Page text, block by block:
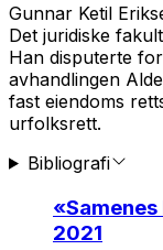
Gunnar Ketil
Det juridiske
Han disputerte
avhandlingen
fast eiendoms
urfolksrett.
Bibliografi
«
2021